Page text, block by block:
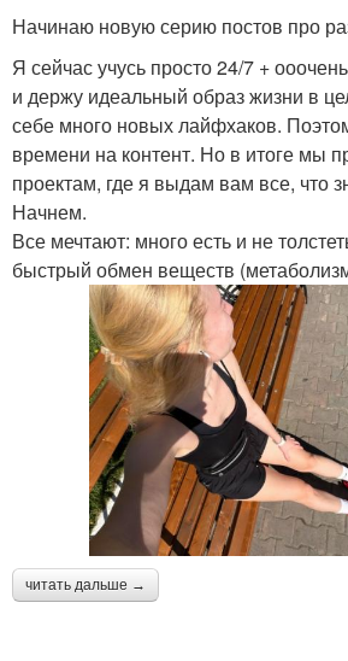
Начинаю новую серию постов про
Я сейчас учусь просто 24/7 +
и держу идеальный образ жизни в
себе много новых лайфхаков.
времени на контент. Но в итоге мы
проектам, где я выдам вам все, что
Начнем.
Все мечтают: много есть и не
быстрый обмен веществ
читать дальше →